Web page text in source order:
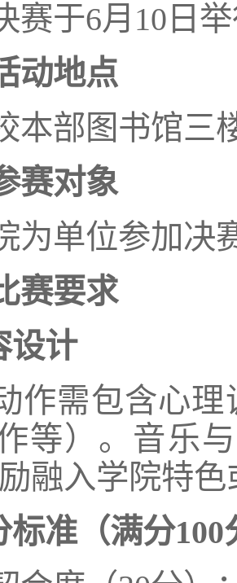
赛于6月10日
动地点
本部图书馆三
赛对象
为单位参加决
赛要求
设计
作需包含心
等）。音乐
融入学院特
标准（满分100